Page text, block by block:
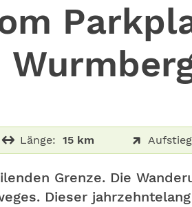
Länge: 15 km
Grenze. Die
Dieser